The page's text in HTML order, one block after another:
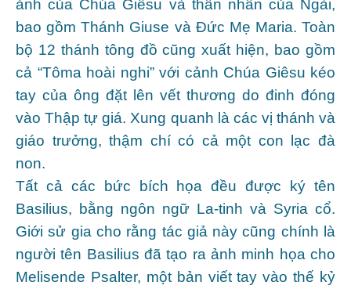
ảnh của Chúa Giêsu và thân nhân của Ngài,
bao gồm Thánh Giuse và Đức Mẹ Maria. Toàn
bộ 12 thánh tông đồ cũng xuất hiện, bao gồm
cả “Tôma hoài nghi” với cảnh Chúa Giêsu kéo
tay của ông đặt lên vết thương do đinh đóng
vào Thập tự giá. Xung quanh là các vị thánh và
giáo trưởng, thậm chí có cả một con lạc đà
non.
Tất cả các bức bích họa đều được ký tên
Basilius, bằng ngôn ngữ La-tinh và Syria cổ.
Giới sử gia cho rằng tác giả này cũng chính là
người tên Basilius đã tạo ra ảnh minh họa cho
Melisende Psalter, một bản viết tay vào thế kỷ